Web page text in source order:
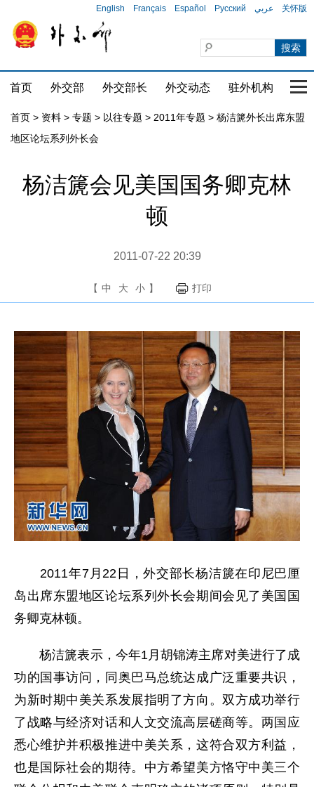
English Français Español Русский عربي 关怀版
首页 外交部 外交部长 外交动态 驻外机构 国
首页 > 资料 > 专题 > 以往专题 > 2011年专题 > 杨洁篪外长出席东盟
地区论坛系列外长会
杨洁篪会见美国国务卿克林
顿
2011-07-22 20:39
【 中 大 小 】 打印
2011年7月22日，外交部长杨洁篪在印尼巴厘
岛出席东盟地区论坛系列外长会期间会见了美国国
务卿克林顿。
杨洁篪表示，今年1月胡锦涛主席对美进行了成
功的国事访问，同奥巴马总统达成广泛重要共识，
为新时期中美关系发展指明了方向。双方成功举行
了战略与经济对话和人文交流高层磋商等。两国应
悉心维护并积极推进中美关系，这符合双方利益，
也是国际社会的期待。中方希望美方恪守中美三个